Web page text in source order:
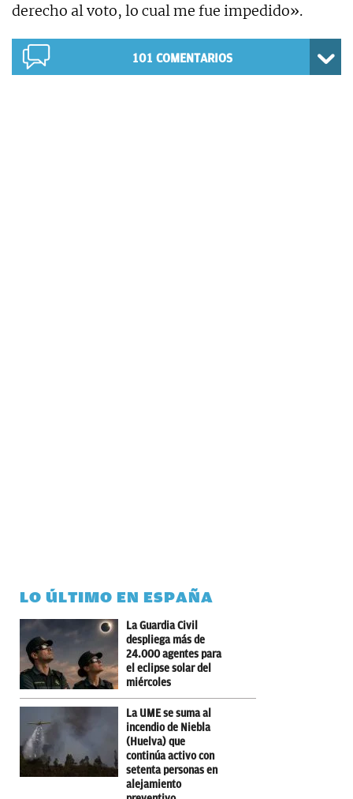
derecho al voto, lo cual me fue impedido».
101 COMENTARIOS
LO ÚLTIMO EN ESPAÑA
La Guardia Civil
despliega más de
24.000 agentes para
el eclipse solar del
miércoles
La UME se suma al
incendio de Niebla
(Huelva) que
continúa activo con
setenta personas en
alejamiento